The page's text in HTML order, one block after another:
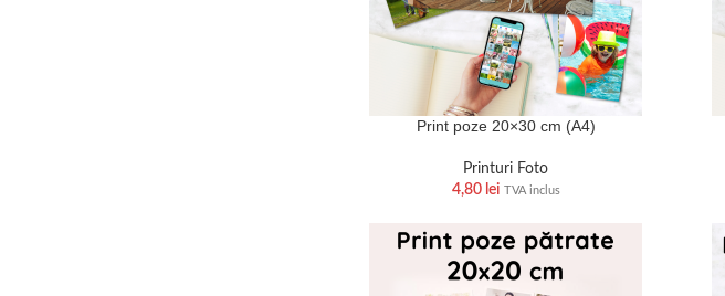
Print poze 20×30 cm (A4)
Printuri Foto
4,80 lei TVA inclus